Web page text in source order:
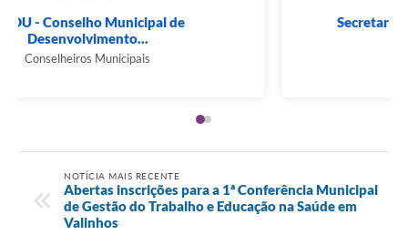
CMDU - Conselho Municipal de
Desenvolvimento...
Conselheiros Municipais
NOTÍCIA MAIS RECENTE
Abertas inscrições para a 1ª Conferência Municipal
de Gestão do Trabalho e Educação na Saúde em
Valinhos